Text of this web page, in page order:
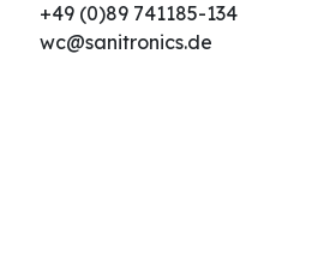
+49 (0)89 741185-134
wc@sanitronics.de